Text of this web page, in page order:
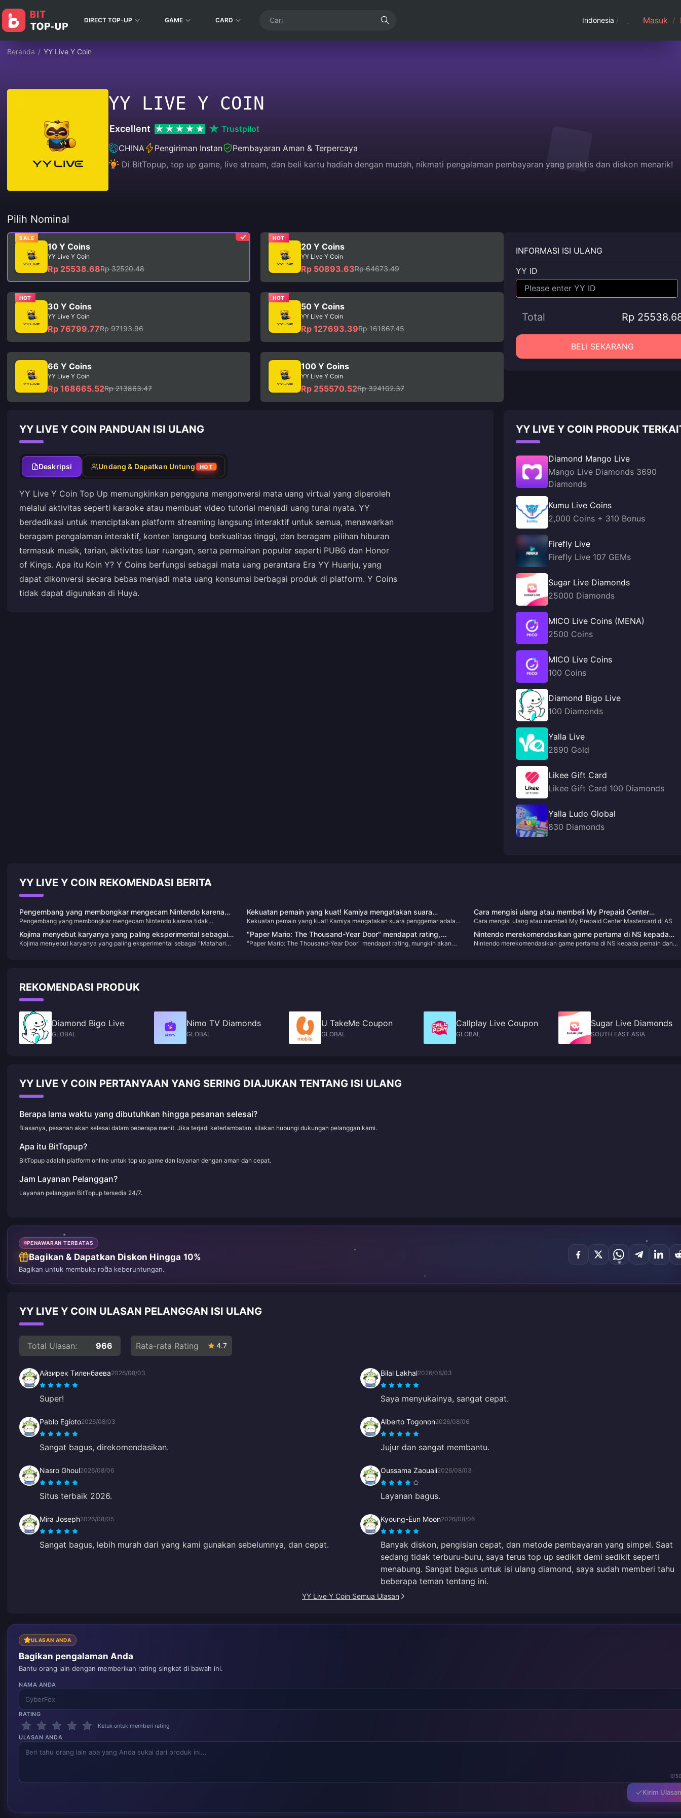
DIRECT TOP-UP GAME CARD Indonesia / Masuk /
Beranda / YY Live Y Coin
YY LIVE Y COIN
Excellent
Trustpilot
CHINA
Pengiriman Instan
Pembayaran Aman & Terpercaya
Di BitTopup, top up game, live stream, dan beli kartu hadiah dengan mudah, nikmati pengalaman pembayaran yang praktis dan diskon menarik!
Pilih Nominal
SALE
10 Y Coins
YY Live Y Coin
Rp 25538.68Rp 32520.48
HOT
20 Y Coins
YY Live Y Coin
Rp 50893.63Rp 64673.49
HOT
30 Y Coins
YY Live Y Coin
Rp 76799.77Rp 97193.96
HOT
50 Y Coins
YY Live Y Coin
Rp 127693.39Rp 161867.45
66 Y Coins
YY Live Y Coin
Rp 168665.52Rp 213863.47
100 Y Coins
YY Live Y Coin
Rp 255570.52Rp 324102.37
INFORMASI ISI ULANG
YY ID
Total Rp
BELI SEKARANG
YY LIVE Y COIN PANDUAN ISI ULANG
Deskripsi Undang & Dapatkan Untung HOT
YY Live Y Coin Top Up memungkinkan pengguna mengonversi mata uang virtual yang diperoleh
melalui aktivitas seperti karaoke atau membuat video tutorial menjadi uang tunai nyata. YY
berdedikasi untuk menciptakan platform streaming langsung interaktif untuk semua, menawarkan
beragam pengalaman interaktif, konten langsung berkualitas tinggi, dan beragam pilihan hiburan
termasuk musik, tarian, aktivitas luar ruangan, serta permainan populer seperti PUBG dan Honor
of Kings. Apa itu Koin Y? Y Coins berfungsi sebagai mata uang perantara Era YY Huanju, yang
dapat dikonversi secara bebas menjadi mata uang konsumsi berbagai produk di platform. Y Coins
tidak dapat digunakan di Huya.
YY LIVE Y COIN PRODUK
Diamond Mango Live
Mango Live Diamonds 3690
Diamonds
Kumu Live Coins
2,000 Coins + 310 Bonus
Firefly Live
Firefly Live 107 GEMs
Sugar Live Diamonds
25000 Diamonds
MICO Live Coins (MENA)
2500 Coins
MICO Live Coins
100 Coins
Diamond Bigo Live
100 Diamonds
Yalla Live
2890 Gold
Likee Gift Card
Likee Gift Card 100 Diamonds
Yalla Ludo Global
830 Diamonds
YY LIVE Y COIN REKOMENDASI BERITA
Pengembang yang membongkar mengecam Nintendo karena
tidak melakukan apa pun terhadap tiruan jelek di toko
Pengembang yang membongkar mengecam Nintendo karena tidak
Kekuatan pemain yang kuat! Kamiya mengatakan suara
penggemar adalah sumber kebangkitan “Okami”
Kekuatan pemain yang kuat! Kamiya mengatakan suara penggemar adalah
Cara mengisi ulang atau membeli My Prepaid Center
Mastercard di AS
Cara mengisi ulang atau membeli My Prepaid Center Mastercard di AS
Kojima menyebut karyanya yang paling eksperimental sebagai
"Matahari Kita", dan "OD" juga berbeda.
Kojima menyebut karyanya yang paling eksperimental sebagai "Matahari
"Paper Mario: The Thousand-Year Door" mendapat rating,
mungkin akan segera mengumumkan tanggal rilisnya
"Paper Mario: The Thousand-Year Door" mendapat rating, mungkin akan
Nintendo merekomendasikan game pertama di NS kepada
pemain dan keluarganya
Nintendo merekomendasikan game pertama di NS kepada pemain dan
REKOMENDASI PRODUK
Diamond Bigo Live
GLOBAL
Nimo TV Diamonds
GLOBAL
U TakeMe Coupon
GLOBAL
Callplay Live Coupon
GLOBAL
Sugar Live Diamonds
SOUTH EAST ASIA
YY LIVE Y COIN PERTANYAAN YANG SERING DIAJUKAN TENTANG ISI ULANG
Berapa lama waktu yang dibutuhkan hingga pesanan selesai?
Biasanya, pesanan akan selesai dalam beberapa menit. Jika terjadi keterlambatan, silakan hubungi dukungan pelanggan kami.
Apa itu BitTopup?
BitTopup adalah platform online untuk top up game dan layanan dengan aman dan cepat.
Jam Layanan Pelanggan?
Layanan pelanggan BitTopup tersedia 24/7.
PENAWARAN TERBATAS
Bagikan & Dapatkan Diskon Hingga 10%
Bagikan untuk membuka roda keberuntungan.
YY LIVE Y COIN ULASAN PELANGGAN ISI ULANG
Total Ulasan: 966 Rata-rata Rating 4.7
Айзирек Тиленбаева2026/08/03
Super!
Bilal Lakhal2026/08/03
Saya menyukainya, sangat cepat.
Pablo Egioto2026/08/03
Sangat bagus, direkomendasikan.
Alberto Togonon2026/08/06
Jujur dan sangat membantu.
Nasro Ghoul2026/08/06
Situs terbaik 2026.
Oussama Zaouali2026/08/03
Layanan bagus.
Mira Joseph2026/08/05
Sangat bagus, lebih murah dari yang kami gunakan sebelumnya, dan cepat.
Kyoung-Eun Moon2026/08/06
Banyak diskon, pengisian cepat, dan metode pembayaran yang simpel. Saat
sedang tidak terburu-buru, saya terus top up sedikit demi sedikit seperti
menabung. Sangat bagus untuk isi ulang diamond, saya sudah memberi tahu
beberapa teman tentang ini.
YY Live Y Coin Semua Ulasan
ULASAN ANDA
Bagikan pengalaman Anda
Bantu orang lain dengan memberikan rating singkat di bawah ini.
NAMA ANDA
RATING
Ketuk untuk memberi rating
ULASAN ANDA
0/
Kirim Ulasan